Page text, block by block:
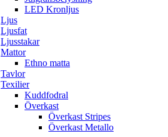
LED Kronljus
Ljus
Ljusfat
Ljusstakar
Mattor
Ethno matta
Tavlor
Texilier
Kuddfodral
Överkast
Överkast Stripes
Överkast Metallo